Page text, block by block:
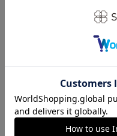
ヒザ幅～裾幅にかけて絶
ーパードパンツ。ロング
ジャケットとも好相性。
さも体感できます。
【生地】
触れた時にヒヤッとする